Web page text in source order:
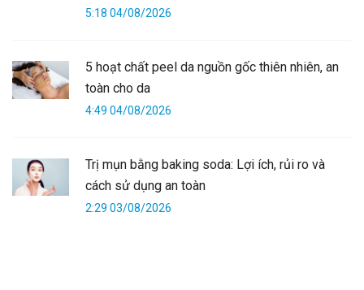
5:18 04/08/2026
5 hoạt chất peel da nguồn gốc thiên nhiên, an
toàn cho da
4:49 04/08/2026
Trị mụn bằng baking soda: Lợi ích, rủi ro và
cách sử dụng an toàn
2:29 03/08/2026